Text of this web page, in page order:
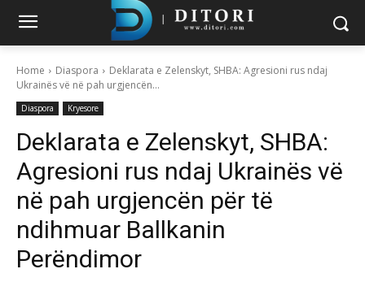
Home Diaspora
Deklarata e Zelenskyt, SHBA: Agresioni rus ndaj
Ukrainës vë në pah urgjencën...
Diaspora Kryesore
Deklarata e Zelenskyt, SHBA:
Agresioni rus ndaj Ukrainës vë
në pah urgjencën për të
ndihmuar Ballkanin
Perëndimor